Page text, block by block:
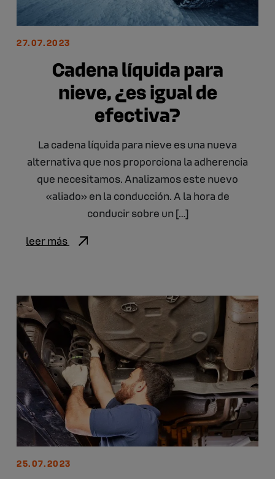
27.07.2023
Cadena líquida para
nieve, ¿es igual de
efectiva?
La cadena líquida para nieve es una nueva
alternativa que nos proporciona la adherencia
que necesitamos. Analizamos este nuevo
«aliado» en la conducción. A la hora de
conducir sobre un […]
leer más
25.07.2023